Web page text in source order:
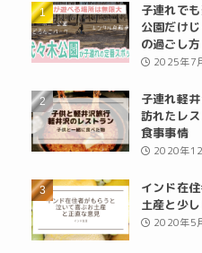
子連れで
公園だけ
の過ごし方
2025年7
子連れ軽
訪れたレ
食事事情
2020年
インド在
土産と少
2020年5